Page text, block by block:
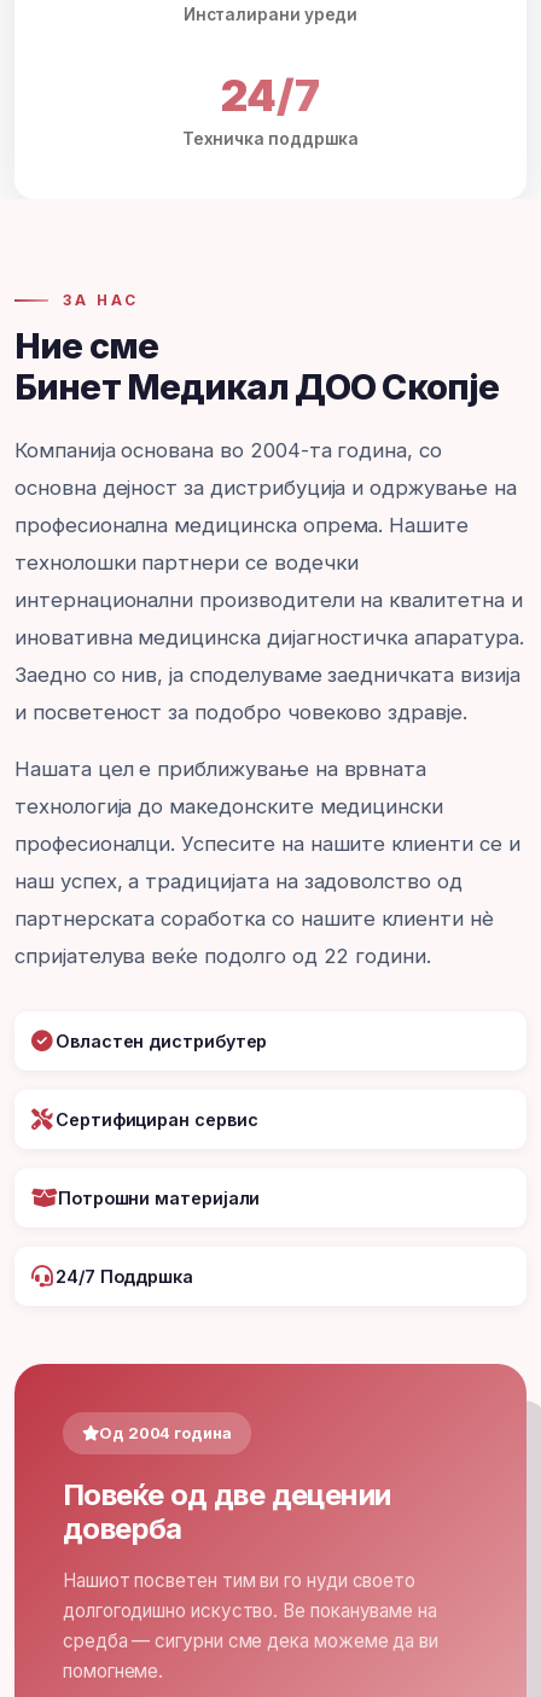
Инсталирани уреди
24/7
Техничка поддршка
ЗА НАС
Ние сме
Бинет Медикал ДОО Скопје
Компанија основана во 2004-та година, со
основна дејност за дистрибуција и одржување на
професионална медицинска опрема. Нашите
технолошки партнери се водечки
интернационални производители на квалитетна и
иновативна медицинска дијагностичка апаратура.
Заедно со нив, ја споделуваме заедничката визија
и посветеност за подобро човеково здравје.
Нашата цел е приближување на врвната
технологија до македонските медицински
професионалци. Успесите на нашите клиенти се и
наш успех, а традицијата на задоволство од
партнерската соработка со нашите клиенти нè
спријателува веќе подолго од 22 години.
Овластен дистрибутер
Сертифициран сервис
Потрошни материјали
24/7 Поддршка
Од 2004 година
Повеќе од две децении
доверба
Нашиот посветен тим ви го нуди своето
долгогодишно искуство. Ве покануваме на
средба — сигурни сме дека можеме да ви
помогнеме.